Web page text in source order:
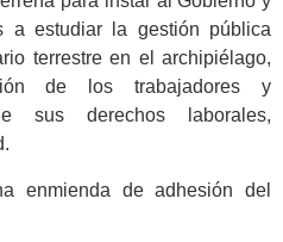
a estudiar la gestión pública
terrestre en el archipiélago,
de los trabajadores y
sus derechos laborales,
enmienda de adhesión del